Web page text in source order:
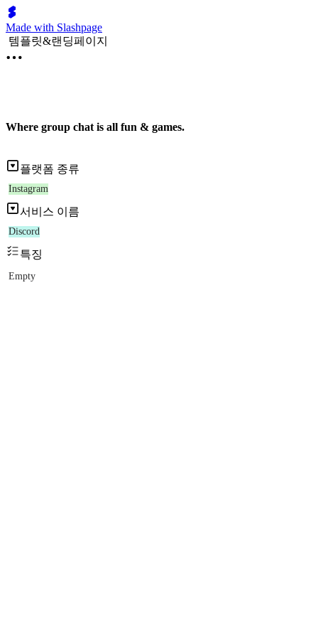
Made with Slashpage
템플릿&랜딩페이지
Where group chat is all fun & games.
플랫폼 종류
Instagram
서비스 이름
Discord
특징
Empty